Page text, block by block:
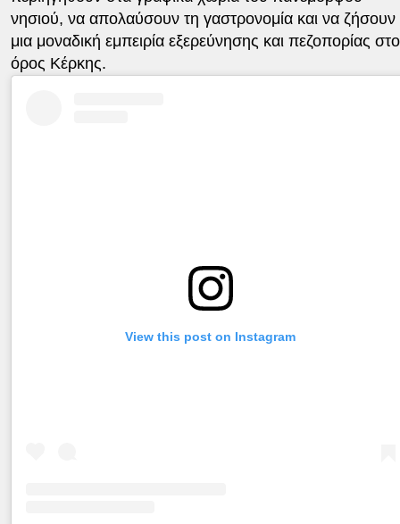
νησιού, να απολαύσουν τη γαστρονομία και να ζήσουν
μια μοναδική εμπειρία εξερεύνησης και πεζοπορίας στο
όρος Κέρκης.
View this post on Instagram